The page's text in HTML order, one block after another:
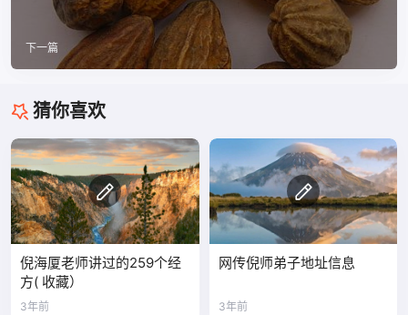
下一篇
猜你喜欢
倪海厦老师讲过的259个经
方( 收藏）
3年前
网传倪师弟子地址信息
3年前